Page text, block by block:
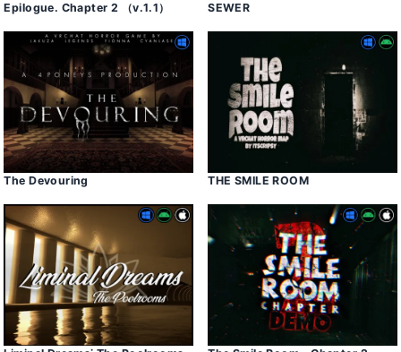
Epilogue․ Chapter 2 （v․1․1） SEWER
The Devouring THE SMILE ROOM